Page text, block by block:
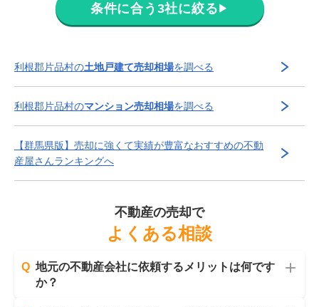
条件に合う3社に絞る ▶
利根郡片品村の土地戸建て売却相場を調べる
利根郡片品村のマンション売却相場を調べる
【群馬県版】 売却に強くて実績が豊富なおすすめの不動
産屋さんランキングへ
不動産の売却で
よくある相談
Q 地元の不動産会社に依頼するメリットは何です
か？